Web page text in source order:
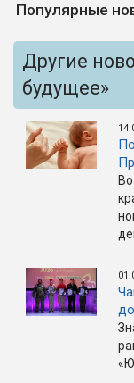
Популярные
Другие
будущее»